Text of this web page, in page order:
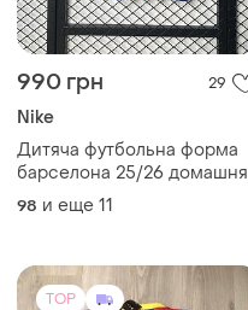
990 грн 29
Nike
Дитяча футбольна форма
барселона 25/26 домашня
новий сезон для дітей найк
nike ламін ямал мессі
98 и еще 11
TOP